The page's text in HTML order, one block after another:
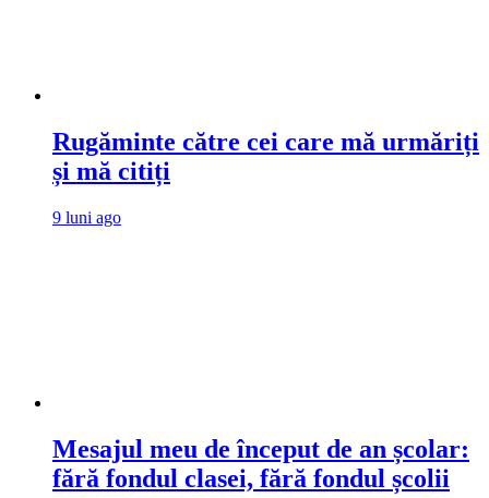
Rugăminte către cei care mă urmăriți
și mă citiți
9 luni ago
Mesajul meu de început de an școlar:
fără fondul clasei, fără fondul școlii